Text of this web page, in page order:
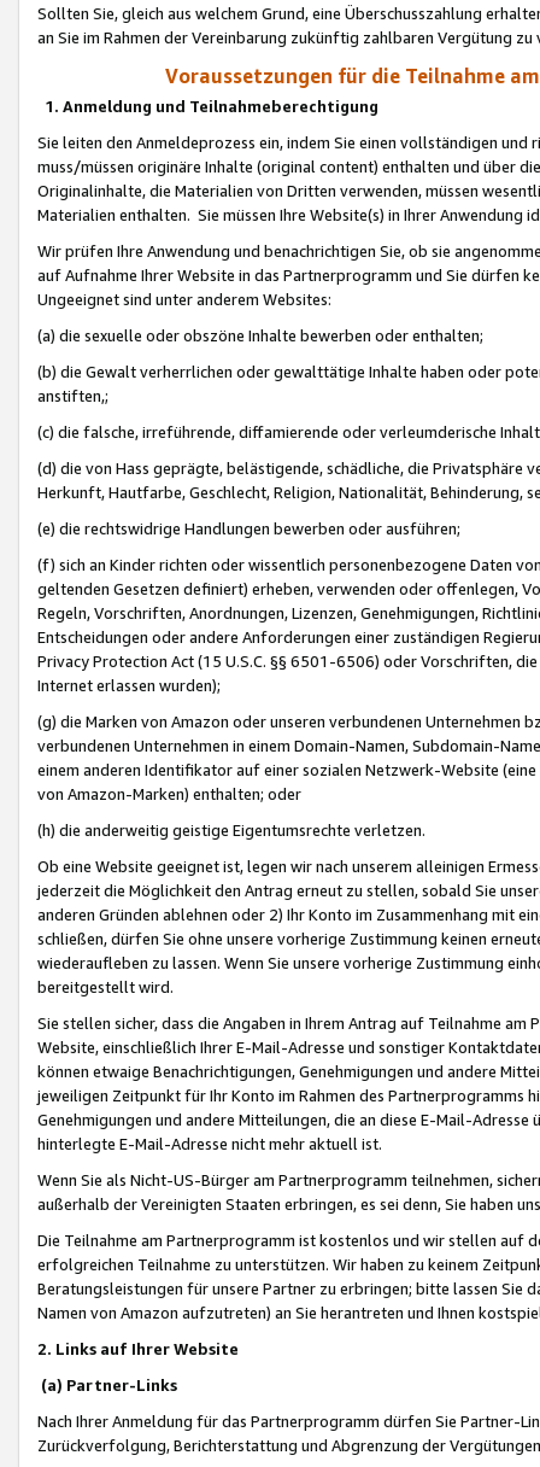
Sollten Sie, gleich aus welchem Grund, eine Überschusszahlung
an Sie im Rahmen der Vereinbarung zukünftig zahlbaren Vergütung zu
Voraussetzungen für die Teilnahme
1. Anmeldung und Teilnahmeberechtigung
Sie leiten den Anmeldeprozess ein, indem Sie einen vollständigen
muss/müssen originäre Inhalte (original content) enthalten und über
Originalinhalte, die Materialien von Dritten verwenden, müssen
Materialien enthalten. Sie müssen Ihre Website(s) in Ihrer Anwendung
Wir prüfen Ihre Anwendung und benachrichtigen Sie, ob sie
auf Aufnahme Ihrer Website in das Partnerprogramm und Sie dürfen
Ungeeignet sind unter anderem Websites:
(a) die sexuelle oder obszöne Inhalte bewerben oder enthalten;
(b) die Gewalt verherrlichen oder gewalttätige Inhalte haben oder
anstiften,;
(c) die falsche, irreführende, diffamierende oder verleumderische
(d) die von Hass geprägte, belästigende, schädliche, die Privatsphäre
Herkunft, Hautfarbe, Geschlecht, Religion, Nationalität, Behinderung,
(e) die rechtswidrige Handlungen bewerben oder ausführen;
(f) sich an Kinder richten oder wissentlich personenbezogene Daten
geltenden Gesetzen definiert) erheben, verwenden oder offenlegen,
Regeln, Vorschriften, Anordnungen, Lizenzen, Genehmigungen,
Entscheidungen oder andere Anforderungen einer zuständigen
Privacy Protection Act (15 U.S.C. §§ 6501-6506) oder Vorschriften,
Internet erlassen wurden);
(g) die Marken von Amazon oder unseren verbundenen Unternehmen
verbundenen Unternehmen in einem Domain-Namen, Subdomain-
einem anderen Identifikator auf einer sozialen Netzwerk-Website
von Amazon-Marken) enthalten; oder
(h) die anderweitig geistige Eigentumsrechte verletzen.
Ob eine Website geeignet ist, legen wir nach unserem alleinigen
jederzeit die Möglichkeit den Antrag erneut zu stellen, sobald Sie
anderen Gründen ablehnen oder 2) Ihr Konto im Zusammenhang mit
schließen, dürfen Sie ohne unsere vorherige Zustimmung keinen
wiederaufleben zu lassen. Wenn Sie unsere vorherige Zustimmung
bereitgestellt wird.
Sie stellen sicher, dass die Angaben in Ihrem Antrag auf Teilnahme
Website, einschließlich Ihrer E-Mail-Adresse und sonstiger
können etwaige Benachrichtigungen, Genehmigungen und andere
jeweiligen Zeitpunkt für Ihr Konto im Rahmen des Partnerprogramms
Genehmigungen und andere Mitteilungen, die an diese E-Mail-
hinterlegte E-Mail-Adresse nicht mehr aktuell ist.
Wenn Sie als Nicht-US-Bürger am Partnerprogramm teilnehmen,
außerhalb der Vereinigten Staaten erbringen, es sei denn, Sie haben
Die Teilnahme am Partnerprogramm ist kostenlos und wir stellen auf
erfolgreichen Teilnahme zu unterstützen. Wir haben zu keinem
Beratungsleistungen für unsere Partner zu erbringen; bitte lassen Sie
Namen von Amazon aufzutreten) an Sie herantreten und Ihnen
2. Links auf Ihrer Website
(a) Partner-Links
Nach Ihrer Anmeldung für das Partnerprogramm dürfen Sie Partner-
Zurückverfolgung, Berichterstattung und Abgrenzung der